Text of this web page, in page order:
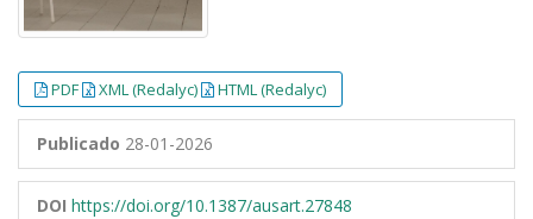
PDF XML (Redalyc) HTML (Redalyc)
Publicado 28-01-2026
DOI https://doi.org/10.1387/ausart.27848